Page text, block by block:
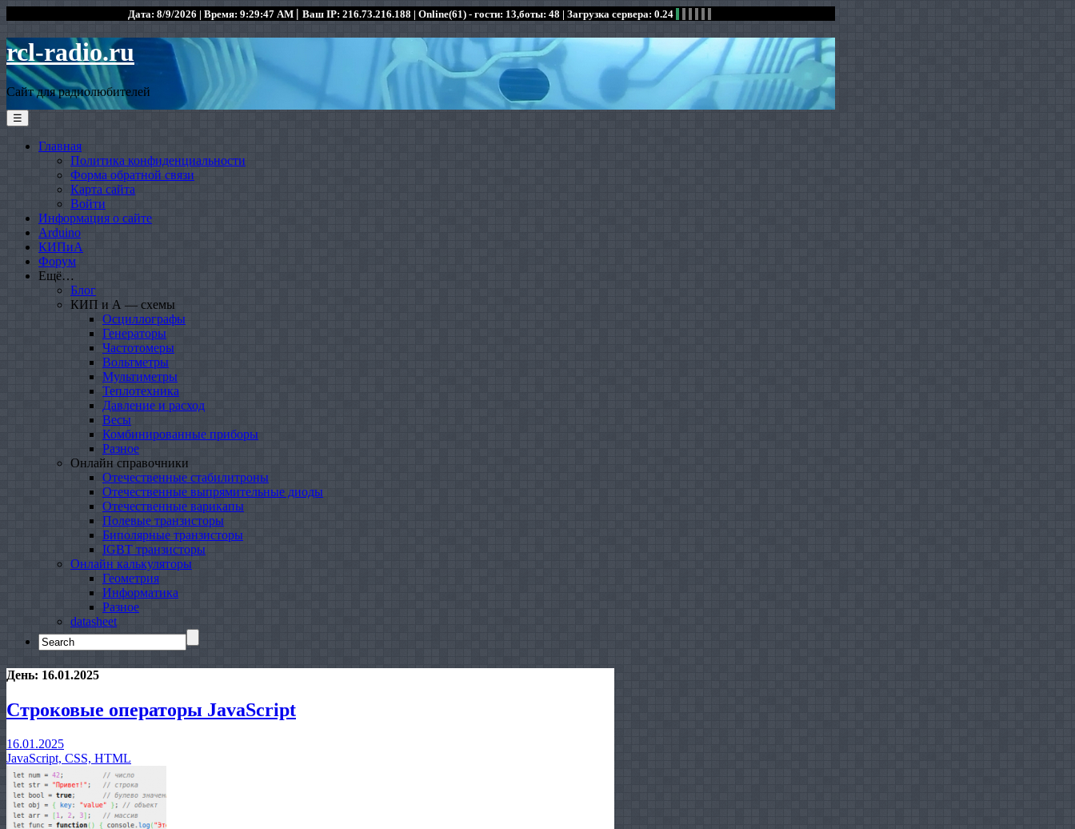
Дата: 8/9/2026 | Время: 9:29:47 AM | Ваш IP: 216.73.216.188 | Online(61) - гости: 13,боты: 48 | Загрузка сервера: 0.24
rcl-radio.ru
Сайт для радиолюбителей
☰
Главная
Политика конфиденциальности
Форма обратной связи
Карта сайта
Войти
Информация о сайте
Arduino
КИПиА
Форум
Ещё…
Блог
КИП и А — схемы
Осциллографы
Генераторы
Частотомеры
Вольтметры
Мультиметры
Теплотехника
Давление и расход
Весы
Комбинированные приборы
Разное
Онлайн справочники
Отечественные стабилитроны
Отечественные выпрямительные диоды
Отечественные варикапы
Полевые транзисторы
Биполярные транзисторы
IGBT транзисторы
Онлайн калькуляторы
Геометрия
Информатика
Разное
datasheet
Search
for:
День: 16.01.2025
Строковые операторы JavaScript
16.01.2025
JavaScript, CSS, HTML